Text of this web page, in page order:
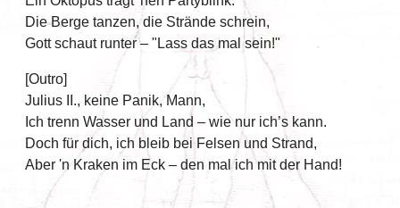
Die Berge tanzen, die Strände schrein,
Gott schaut runter – "Lass das mal sein!"
[Outro]
Julius II., keine Panik, Mann,
Ich trenn Wasser und Land – wie nur ich’s kann.
Doch für dich, ich bleib bei Felsen und Strand,
Aber 'n Kraken im Eck – den mal ich mit der Hand!